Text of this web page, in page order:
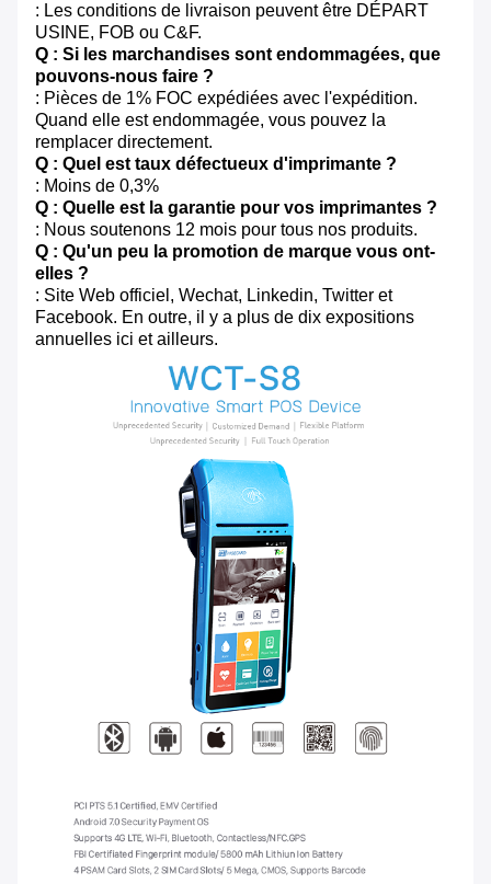
: Les conditions de livraison peuvent être DÉPART
USINE, FOB ou C&F.
Q : Si les marchandises sont endommagées, que
pouvons-nous faire ?
: Pièces de 1% FOC expédiées avec l'expédition.
Quand elle est endommagée, vous pouvez la
remplacer directement.
Q : Quel est taux défectueux d'imprimante ?
: Moins de 0,3%
Q : Quelle est la garantie pour vos imprimantes ?
: Nous soutenons 12 mois pour tous nos produits.
Q : Qu'un peu la promotion de marque vous ont-
elles ?
: Site Web officiel, Wechat, Linkedin, Twitter et
Facebook. En outre, il y a plus de dix expositions
annuelles ici et ailleurs.